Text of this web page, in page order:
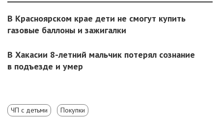
В Красноярском крае дети не смогут купить
газовые баллоны и зажигалки
В Хакасии 8-летний мальчик потерял сознание
в подъезде и умер
ЧП с детьми Покупки